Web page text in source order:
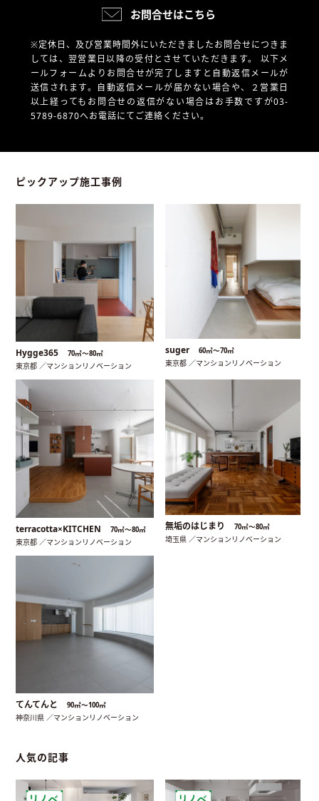
お問合せはこちら
※定休日、及び営業時間外にいただきましたお問合せにつきま
しては、翌営業日以降の受付とさせていただきます。 以下メ
ールフォームよりお問合せが完了しますと自動返信メールが
送信されます。自動返信メールが届かない場合や、
２営業日
以上経ってもお問合せの返信がない場合はお手数ですが03-
5789-6870へお電話にてご連絡ください。
ピックアップ施工事例
Hygge365 70㎡〜80㎡
東京都 ／マンションリノベーション
suger 60㎡〜70㎡
東京都 ／マンションリノベーション
terracotta×KITCHEN 70㎡〜80㎡
東京都 ／マンションリノベーション
無垢のはじまり 70㎡〜80㎡
埼玉県 ／マンションリノベーション
てんてんと 90㎡〜100㎡
神奈川県 ／マンションリノベーション
人気の記事